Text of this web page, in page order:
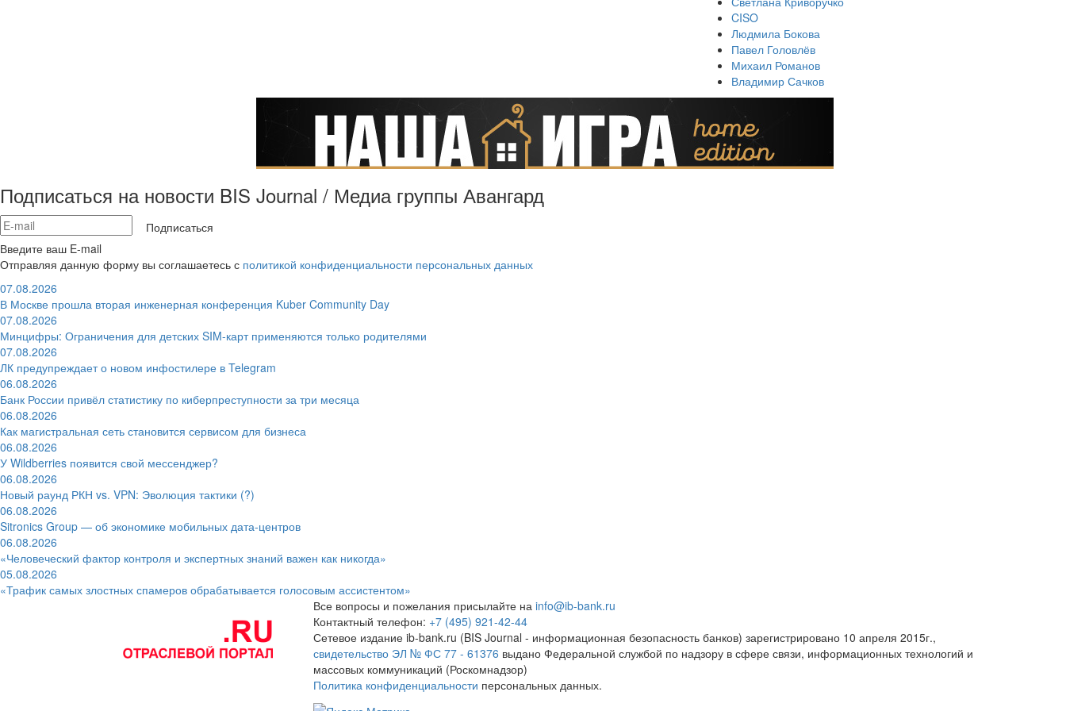
CISO
Людмила Бокова
Павел Головлёв
Михаил Романов
Владимир Сачков
Подписаться на новости BIS Journal / Медиа группы Авангард
Подписаться
Введите ваш E-mail
Отправляя данную форму вы соглашаетесь с политикой конфиденциальности персональных данных
07.08.2026
В Москве прошла вторая инженерная конференция Kuber Community Day
07.08.2026
Минцифры: Ограничения для детских SIM-карт применяются только родителями
07.08.2026
ЛК предупреждает о новом инфостилере в Telegram
06.08.2026
Банк России привёл статистику по киберпреступности за три месяца
06.08.2026
Как магистральная сеть становится сервисом для бизнеса
06.08.2026
У Wildberries появится свой мессенджер?
06.08.2026
Новый раунд РКН vs. VPN: Эволюция тактики (?)
06.08.2026
Sitronics Group — об экономике мобильных дата-центров
06.08.2026
«Человеческий фактор контроля и экспертных знаний важен как никогда»
05.08.2026
«Трафик самых злостных спамеров обрабатывается голосовым ассистентом»
Все вопросы и пожелания присылайте на info@ib-bank.ru
Контактный телефон: +7 (495) 921-42-44
Сетевое издание ib-bank.ru (BIS Journal - информационная безопасность банков) зарегистрировано 10 апреля 2015г.,
свидетельство ЭЛ № ФС 77 - 61376 выдано Федеральной службой по надзору в сфере связи, информационных технологий и
массовых коммуникаций (Роскомнадзор)
Политика конфиденциальности персональных данных.